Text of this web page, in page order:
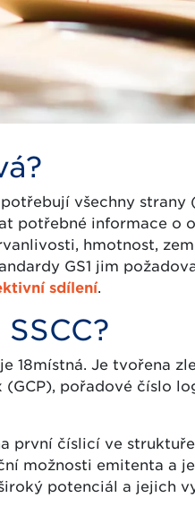
všechny strany
potřebné informace o
hmotnost,
GS1 jim
sdílení.
18místná. Je tvořena
(GCP), pořadové číslo
první číslicí ve
možnosti emitenta a
potenciál a jejich